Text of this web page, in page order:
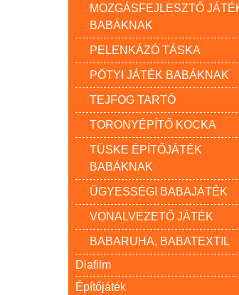
MOZGÁSFEJLESZTŐ
BABÁKNAK
PELENKÁZÓ TÁSKA
PÖTYI JÁTÉK BABÁKNAK
TEJFOG TARTÓ
TORONYÉPÍTŐ KOCKA
TÜSKE ÉPÍTŐJÁTÉK
BABÁKNAK
ÜGYESSÉGI BABAJÁTÉK
VONALVEZETŐ JÁTÉK
BABARUHA, BABATEXTIL
Diafilm
Építőjáték